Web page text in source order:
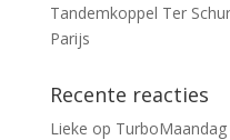
Tandemkoppel Ter
Parijs
Recente reacties
Lieke op